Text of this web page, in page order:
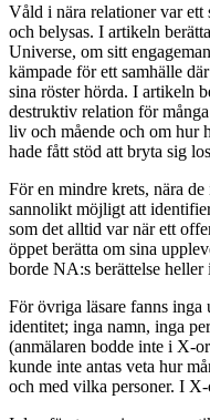
Våld i nära relationer var ett
och belysas. I artikeln
Universe, om sitt
kämpade för ett samhälle
sina röster hörda. I artikeln
destruktiv relation för
liv och mående och om hur
hade fått stöd att bryta sig
För en mindre krets, nära
sannolikt möjligt att
som det alltid var när ett
öppet berätta om sina
borde NA:s berättelse heller
För övriga läsare fanns inga
identitet; inga namn, inga
(anmälaren bodde inte i X-
kunde inte antas veta hur
och med vilka personer. I